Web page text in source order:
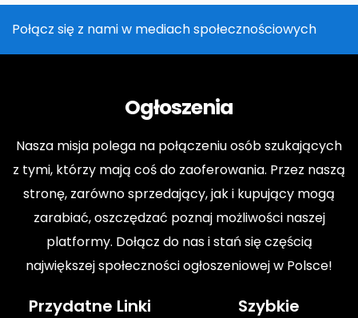
Połącz się z nami w mediach społecznościowych
Ogłoszenia
Nasza misja polega na połączeniu osób szukających
z tymi, którzy mają coś do zaoferowania. Przez naszą
stronę, zarówno sprzedający, jak i kupujący mogą
zarabiać, oszczędzać poznaj możliwości naszej
platformy. Dołącz do nas i stań się częścią
największej społeczności ogłoszeniowej w Polsce!
Przydatne Linki
Szybkie